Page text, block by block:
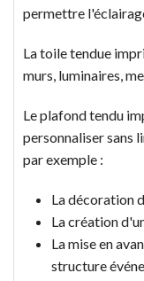
permettre
La toile tendue
murs, luminaires,
Le plafond tendu
personnaliser sans
par exemple :
La décoration
La création
La mise en
structure